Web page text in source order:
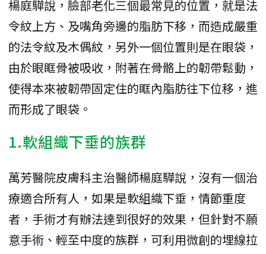
楊庭驊說，臉部老化三個最常見的位置，就是法
令紋上方、及嘴角旁邊的脂肪下移，而造成嚴重
的法令紋及木偶紋，另外一個位置則是在眼袋，
由於眼眶骨被吸收，附著在骨骼上的韌帶鬆動，
使得本來被韌帶固定住的眶內脂肪往下位移，進
而形成了眼袋。
1.軟組織下垂的族群
萬芳醫院皮膚科主治醫師楊庭驊說，沒有一個治
療適合所有人，如果是軟組織下垂，情節重度
者，手術才有辦法達到很好的效果，但針對不願
意手術、輕至中度的族群，可利用微創的埋線拉